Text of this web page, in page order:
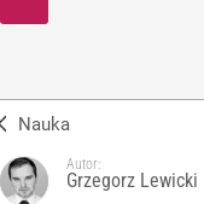
Nauka
Autor:
Grzegorz Lewicki